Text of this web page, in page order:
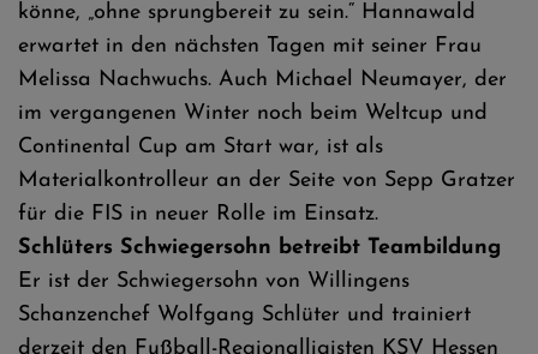
könne, „ohne sprungbereit zu sein.“ Hannawald
erwartet in den nächsten Tagen mit seiner Frau
Melissa Nachwuchs. Auch Michael Neumayer, der
im vergangenen Winter noch beim Weltcup und
Continental Cup am Start war, ist als
Materialkontrolleur an der Seite von Sepp Gratzer
für die FIS in neuer Rolle im Einsatz.
Schlüters Schwiegersohn betreibt Teambildung
Er ist der Schwiegersohn von Willingens
Schanzenchef Wolfgang Schlüter und trainiert
derzeit den Fußball-Regionalligisten KSV Hessen